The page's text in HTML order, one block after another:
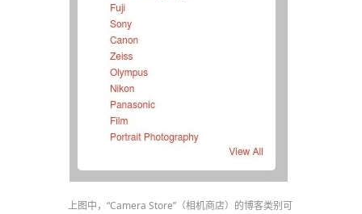
上图中，“Camera Store”（相机商店）的博客类别可